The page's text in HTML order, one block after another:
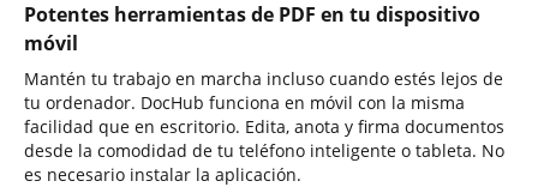
Potentes herramientas de PDF en tu dispositivo
móvil
Mantén tu trabajo en marcha incluso cuando estés lejos de
tu ordenador. DocHub funciona en móvil con la misma
facilidad que en escritorio. Edita, anota y firma documentos
desde la comodidad de tu teléfono inteligente o tableta. No
es necesario instalar la aplicación.